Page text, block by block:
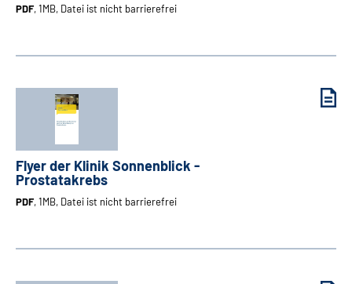
PDF, 1MB, Datei ist nicht barrierefrei
Flyer der Klinik Sonnenblick -
Prostatakrebs
PDF, 1MB, Datei ist nicht barrierefrei